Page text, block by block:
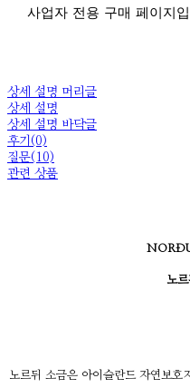
사업자 전용 구매 페이지
상세 설명 머리글
상세 설명
상세 설명 바닥글
후기(0)
질문(10)
관련 상품
노
노르뒤 소금은 아이슬란드 자연보호